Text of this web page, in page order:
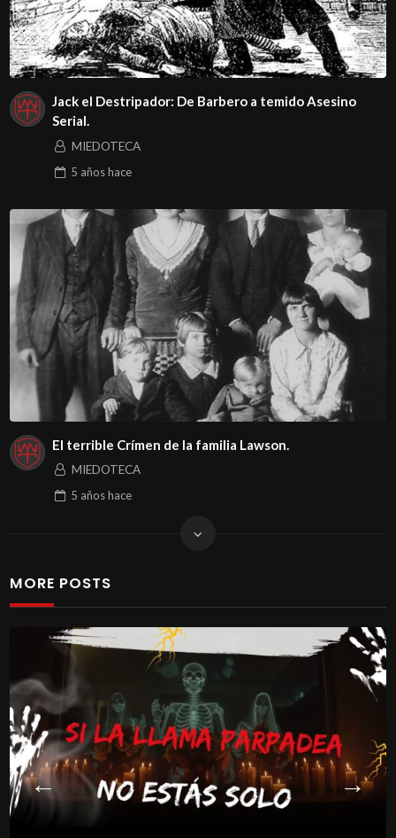
Jack el Destripador: De Barbero a temido Asesino
Serial.
MIEDOTECA
5 añoshace
El terrible Crímen de la familia Lawson.
MIEDOTECA
5 añoshace
MORE POSTS